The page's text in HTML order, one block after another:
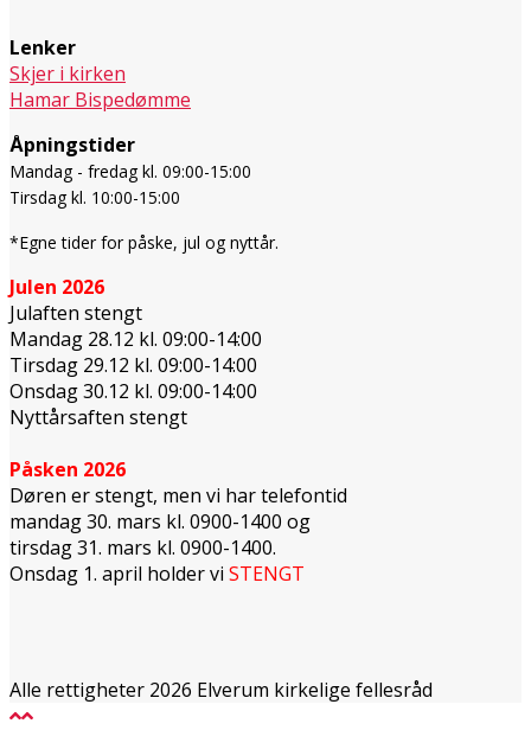
Lenker
Skjer i kirken
Hamar Bispedømme
Åpningstider
Mandag - fredag kl. 09:00-15:00
Tirsdag kl. 10:00-15:00
*Egne tider for påske, jul og nyttår.
Julen 2026
Julaften stengt
Mandag 28.12 kl. 09:00-14:00
Tirsdag 29.12 kl. 09:00-14:00
Onsdag 30.12 kl. 09:00-14:00
Nyttårsaften stengt
Påsken 2026
Døren er stengt, men vi har telefontid
mandag 30. mars kl. 0900-1400 og
tirsdag 31. mars kl. 0900-1400.
Onsdag 1. april holder vi STENGT
Alle rettigheter 2026 Elverum kirkelige fellesråd